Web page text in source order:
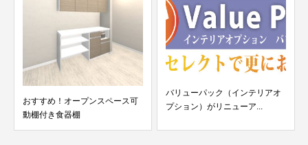
おすすめ！オープンスペース可
動棚付き食器棚
バリューパック（インテリアオ
プション）がリニューア...